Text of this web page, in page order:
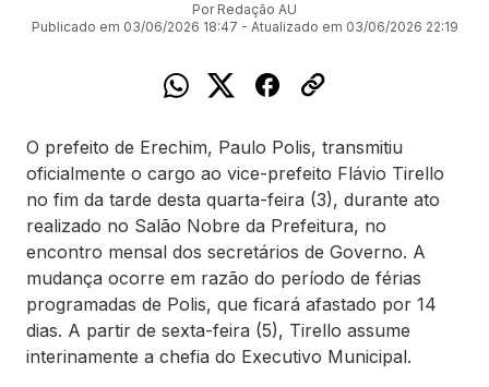
Por Redação AU
Publicado em 03/06/2026 18:47 - Atualizado em 03/06/2026 22:19
O prefeito de Erechim, Paulo Polis, transmitiu
oficialmente o cargo ao vice-prefeito Flávio Tirello
no fim da tarde desta quarta-feira (3), durante ato
realizado no Salão Nobre da Prefeitura, no
encontro mensal dos secretários de Governo. A
mudança ocorre em razão do período de férias
programadas de Polis, que ficará afastado por 14
dias. A partir de sexta-feira (5), Tirello assume
interinamente a chefia do Executivo Municipal.